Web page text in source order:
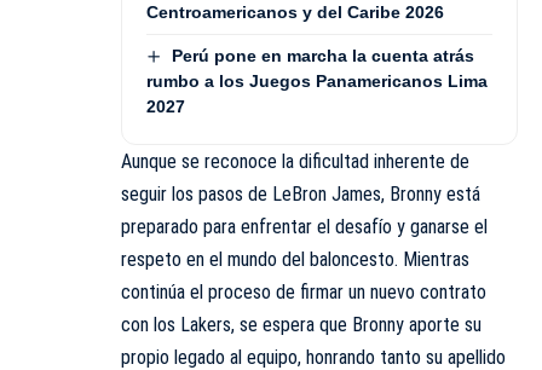
Centroamericanos y del Caribe 2026
Perú pone en marcha la cuenta atrás
rumbo a los Juegos Panamericanos Lima
2027
Aunque se reconoce la dificultad inherente de
seguir los pasos de LeBron James, Bronny está
preparado para enfrentar el desafío y ganarse el
respeto en el mundo del baloncesto. Mientras
continúa el proceso de firmar un nuevo contrato
con los Lakers, se espera que Bronny aporte su
propio legado al equipo, honrando tanto su apellido